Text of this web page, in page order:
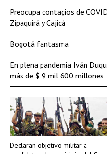
Declaran objetivo militar a
Preocupa contagios de
Zipaquirá y Cajicá
Bogotá fantasma
En plena pandemia Iván
más de $ 9 mil 600 millones